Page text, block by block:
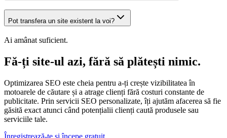
Pot transfera un site existent la voi?
Ai amânat suficient.
Fă-ți site-ul azi, fără să plătești nimic.
Optimizarea SEO este cheia pentru a-ți crește vizibilitatea în
motoarele de căutare și a atrage clienți fără costuri constante de
publicitate. Prin servicii SEO personalizate, îți ajutăm afacerea să fie
găsită exact atunci când potențialii clienți caută produsele sau
serviciile tale.
Înregistrează-te și începe gratuit